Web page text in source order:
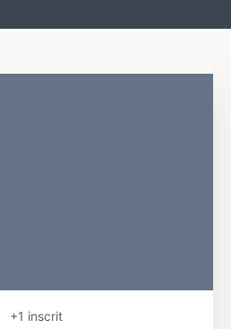
+1 inscrit